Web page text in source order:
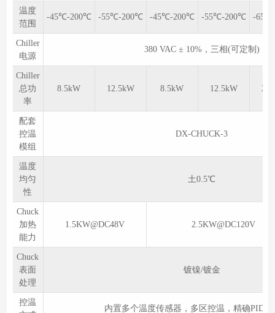
温度
范围
-45℃-200℃ -55℃-200℃ -45℃-200℃ -55℃-200℃ -
Chiller
电源
380 VAC ± 10%，三相(可定制)
Chiller
总功
率
8.5kW 12.5kW 8.5kW 12.5kW
配套
控温
模组
DX-CHUCK-3
温度
均匀
性
土0.5℃
Chuck
加热
能力
1.5KW@DC48V 2.5KW@DC120V
Chuck
表面
处理
镀镍/镀金
控温
内置多个温度传感器，多区控温，精确PID